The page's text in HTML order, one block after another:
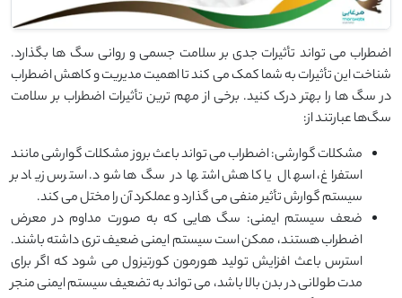
اضطراب می‌ تواند تأثیرات جدی بر سلامت جسمی و روانی سگ ‌ها بگذارد.
شناخت این تأثیرات به شما کمک می ‌کند تا اهمیت مدیریت و کاهش اضطراب
در سگ‌ ها را بهتر درک کنید. برخی از مهم ‌ترین تأثیرات اضطراب بر سلامت
سگ‌ها عبارتند از:
مشکلات گوارشی: اضطراب می ‌تواند باعث بروز مشکلات گوارشی مانند
استفراغ، اسهال یا کاهش اشتها در سگ ‌ها شود. استرس زیاد بر
سیستم گوارش تأثیر منفی می ‌گذارد و عملکرد آن را مختل می ‌کند.
ضعف سیستم ایمنی: سگ ‌هایی که به صورت مداوم در معرض
اضطراب هستند، ممکن است سیستم ایمنی ضعیف ‌تری داشته باشند.
استرس باعث افزایش تولید هورمون کورتیزول می ‌شود که اگر برای
مدت طولانی در بدن بالا باشد، می‌ تواند به تضعیف سیستم ایمنی منجر